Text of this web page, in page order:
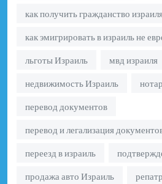
как получить гражданство
как эмигрировать в израиль не
льготы Израиль мвд израиля
недвижимость Израиль
перевод документов
перевод и легализация
переезд в израиль
продажа авто Израиль